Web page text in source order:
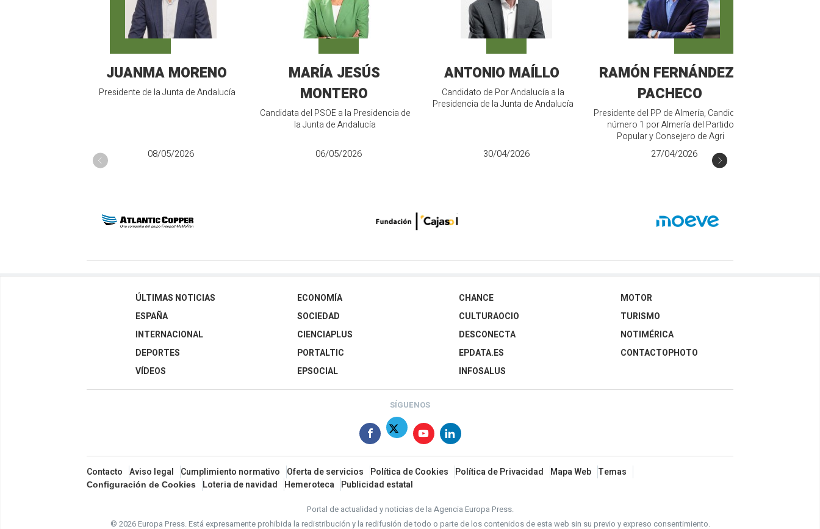
JUANMA MORENO
Presidente de la Junta de Andalucía
08/05/2026
MARÍA JESÚS
MONTERO
Candidata del PSOE a la Presidencia de
la Junta de Andalucía
06/05/2026
ANTONIO MAÍLLO
Candidato de Por Andalucía a la
Presidencia de la Junta de Andalucía
30/04/2026
RAMÓN FERNÁNDEZ-
PACHECO
Presidente del PP de Almería, Candidato
número 1 por Almería del Partido
Popular y Consejero de Agri
27/04/2026
ÚLTIMAS NOTICIAS
ESPAÑA
INTERNACIONAL
DEPORTES
VÍDEOS
ECONOMÍA
SOCIEDAD
CIENCIAPLUS
PORTALTIC
EPSOCIAL
CHANCE
CULTURAOCIO
DESCONECTA
EPDATA.ES
INFOSALUS
MOTOR
TURISMO
NOTIMÉRICA
CONTACTOPHOTO
SÍGUENOS
Contacto Aviso legal Cumplimiento normativo Oferta de servicios Política de Cookies Política de Privacidad Mapa Web Temas
Configuración de Cookies Loteria de navidad Hemeroteca Publicidad estatal
Portal de actualidad y noticias de la Agencia Europa Press.
© 2026 Europa Press.Está expresamente prohibida la redistribución y la redifusión de todo o parte de los contenidos de esta web sin su previo y expreso consentimiento.